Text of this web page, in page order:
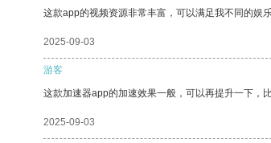
这款app的视频资源非常丰富，可以满足我不同的娱乐
2025-09-03
游客
这款加速器app的加速效果一般，可以再提升一下，
2025-09-03